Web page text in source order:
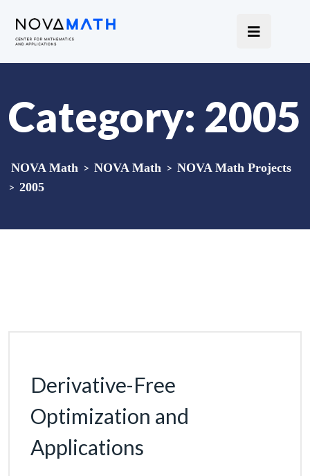
Category: 2005
NOVA Math > NOVA Math > NOVA Math Projects
> 2005
Derivative-Free
Optimization and
Applications